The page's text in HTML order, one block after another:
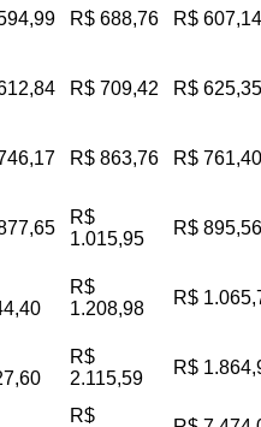
R$ 688,76 R$ 607,14
R$ 709,42 R$ 625,35
R$ 863,76 R$ 761,40
R$
1.015,95
R$ 895,56
R$
1.208,98
R$
R$
2.115,59
R$
R$